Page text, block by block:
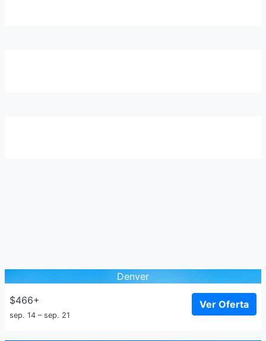
Denver
$466+
sep. 14 – sep. 21
Ver Oferta